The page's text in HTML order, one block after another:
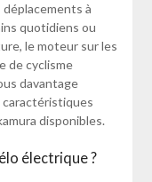
à
quotidiens ou
le moteur sur les
de cyclisme
davantage
caractéristiques
disponibles.
électrique ?